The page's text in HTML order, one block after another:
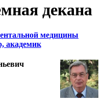
декана
медицины
академик